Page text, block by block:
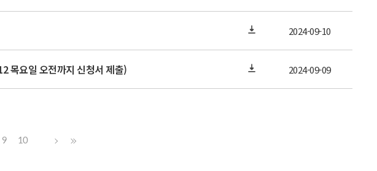
2024-09-10
목요일 오전까지 신청서 제출) 2024-09-09
9 10